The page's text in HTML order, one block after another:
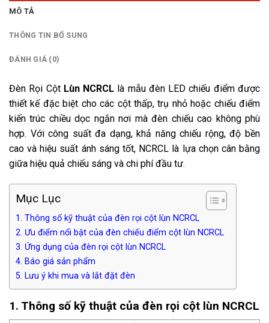
MÔ TẢ
THÔNG TIN BỔ SUNG
ĐÁNH GIÁ (0)
Đèn Rọi Cột Lùn NCRCL là mẫu đèn LED chiếu điểm được
thiết kế đặc biệt cho các cột thấp, trụ nhỏ hoặc chiếu điểm
kiến trúc chiều dọc ngắn nơi mà đèn chiếu cao không phù
hợp. Với công suất đa dạng, khả năng chiếu rộng, độ bền
cao và hiệu suất ánh sáng tốt, NCRCL là lựa chọn cân bằng
giữa hiệu quả chiếu sáng và chi phí đầu tư.
Mục Lục
1. Thông số kỹ thuật của đèn rọi cột lùn NCRCL
2. Ưu điểm nổi bật của đèn chiếu điểm cột lùn NCRCL
3. Ứng dụng của đèn rọi cột lùn NCRCL
4. Báo giá sản phẩm
5. Lưu ý khi mua và lắt đặt đèn
1. Thông số kỹ thuật của đèn rọi cột lùn NCRCL